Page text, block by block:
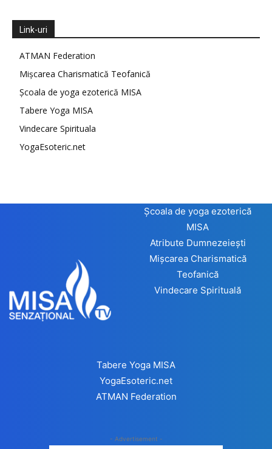
Link-uri
ATMAN Federation
Mișcarea Charismatică Teofanică
Școala de yoga ezoterică MISA
Tabere Yoga MISA
Vindecare Spirituala
YogaEsoteric.net
Școala de yoga ezoterică
MISA
Atribute Dumnezeiești
Mișcarea Charismatică
Teofanică
Vindecare Spirituală
Tabere Yoga MISA
YogaEsoteric.net
ATMAN Federation
- Advertisement -